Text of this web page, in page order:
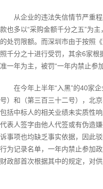
从企业的违法失信情节严重
款也多以“采购金额千分之五”为
的处罚限额。而深圳市由于按照
照千分之十进行受罚，其余6家根
准一年为主，被罚“一年内禁止参
在今年上半年“入黑”的40家
号）和（第三百三十二号），北
包括中标人的相关业绩未实质性
代表人签字由他人代签或有伪造
诉事项也均缺乏事实依据，因此
行为记录名单，一年内禁止参加
财政部首次根据其中的规定，对